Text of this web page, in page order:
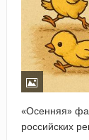
«Осенняя»
российских